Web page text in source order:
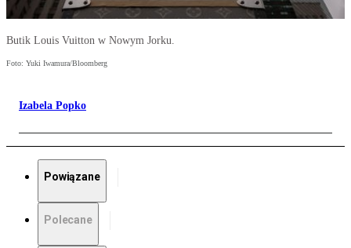
Butik Louis Vuitton w Nowym Jorku.
Foto: Yuki Iwamura/Bloomberg
Izabela Popko
Powiązane
Polecane